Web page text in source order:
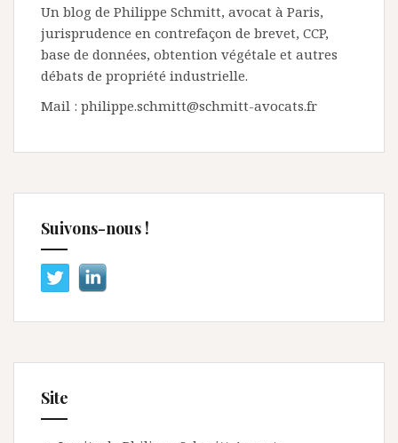
Un blog de Philippe Schmitt, avocat à Paris,
jurisprudence en contrefaçon de brevet, CCP,
base de données, obtention végétale et autres
débats de propriété industrielle.
Mail : philippe.schmitt@schmitt-avocats.fr
Suivons-nous !
Site